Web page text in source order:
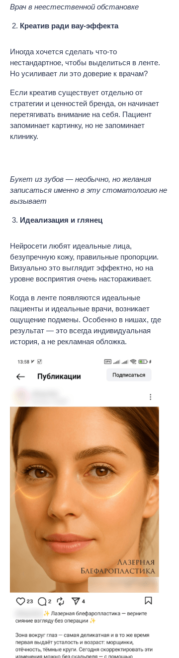
Врач в неестественной обстановке
Креатив ради вау-эффекта
Иногда хочется сделать что-то
нестандартное, чтобы выделиться в ленте.
Но усиливает ли это доверие к врачам?
Если креатив существует отдельно от
стратегии и ценностей бренда, он начинает
перетягивать внимание на себя. Пациент
запоминает картинку, но не запоминает
клинику.
Букет из зубов — необычно, но желания
записаться именно в эту стоматологию не
вызывает
Идеализация и глянец
Нейросети любят идеальные лица,
безупречную кожу, правильные пропорции.
Визуально это выглядит эффектно, но на
уровне восприятия очень настораживает.
Когда в ленте появляются идеальные
пациенты и идеальные врачи, возникает
ощущение подмены. Особенно в нишах, где
результат — это всегда индивидуальная
история, а не рекламная обложка.